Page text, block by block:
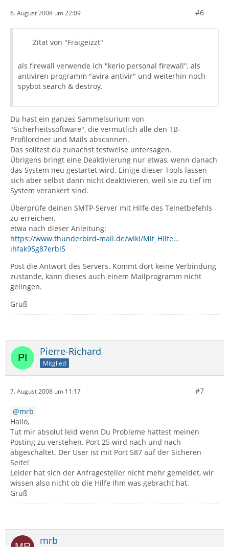
6. August 2008 um 22:09 #6
Zitat von "Fraigeizzt"
als firewall verwende ich "kerio personal firewall", als
antiviren programm "avira antivir" und weiterhin noch
spybot search & destroy.
Du hast ein ganzes Sammelsurium von
"Sicherheitssoftware", die vermutlich alle den TB-
Profilordner und Mails abscannen.
Das solltest du zunachst testweise untersagen.
Übrigens bringt eine Deaktivierung nur etwas, wenn danach
das System neu gestartet wird. Einige dieser Tools lassen
sich aber selbst dann nicht deaktivieren, weil sie zu tief im
System verankert sind.
Überprüfe deinen SMTP-Server mit Hilfe des Telnetbefehls
zu erreichen.
etwa nach dieser Anleitung:
https://www.thunderbird-mail.de/wiki/Mit_Hilfe…
ihfak95g87erbl5
Post die Antwort des Servers. Kommt dort keine Verbindung
zustande, kann dieses auch einem Mailprogramm nicht
gelingen.
Gruß
Pierre-Richard
Mitglied
7. August 2008 um 11:17 #7
mrb
Hallo,
Tut mir absolut leid wenn Du Probleme hattest meinen
Posting zu verstehen. Port 25 wird nach und nach
abgeschaltet. Der User ist mit Port 587 auf der Sicheren
Seite!
Leider hat sich der Anfragesteller nicht mehr gemeldet, wir
wissen also nicht ob die Hilfe Ihm was gebracht hat.
Gruß
mrb